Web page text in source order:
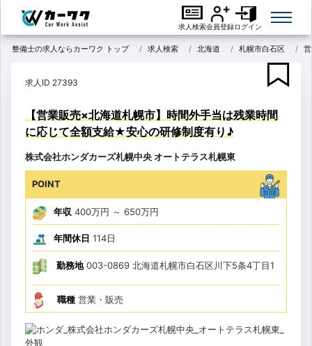
求人検索会員登録ログイン
整備士の求人ならカーワク トップ 求人検索 北海道 札幌市白石区
求人ID 27393
【営業販売×北海道札幌市】時間外手当は残業時間
に応じて全額支給★安心の研修制度有り♪
株式会社ホンダカーズ札幌中央 オートテラス札幌東
POINT
年収 400万円 ～ 650万円
年間休日 114日
勤務地003-0869 北海道札幌市白石区川下5条4丁目1
職種 営業・販売